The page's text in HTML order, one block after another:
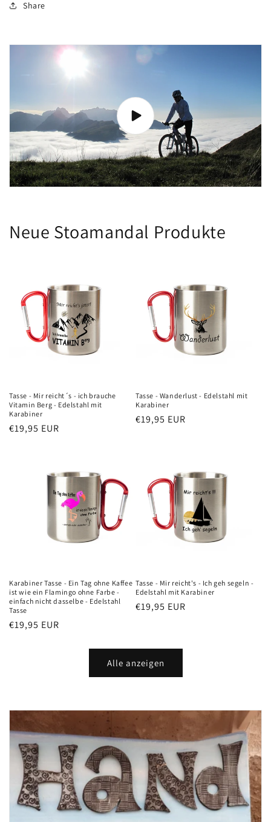
Share
Neue Stoamandal Produkte
Tasse - Mir reicht´s - ich brauche
Vitamin Berg - Edelstahl mit
Karabiner
Normaler
€19,95 EUR
Tasse - Wanderlust - Edelstahl mit
Karabiner
Normaler
€19,95 EUR
Karabiner Tasse - Ein Tag ohne Kaffee
ist wie ein Flamingo ohne Farbe -
einfach nicht dasselbe - Edelstahl
Tasse
Normaler
€19,95 EUR
Tasse - Mir reicht's - Ich geh segeln -
Edelstahl mit Karabiner
Normaler
€19,95 EUR
Alle anzeigen